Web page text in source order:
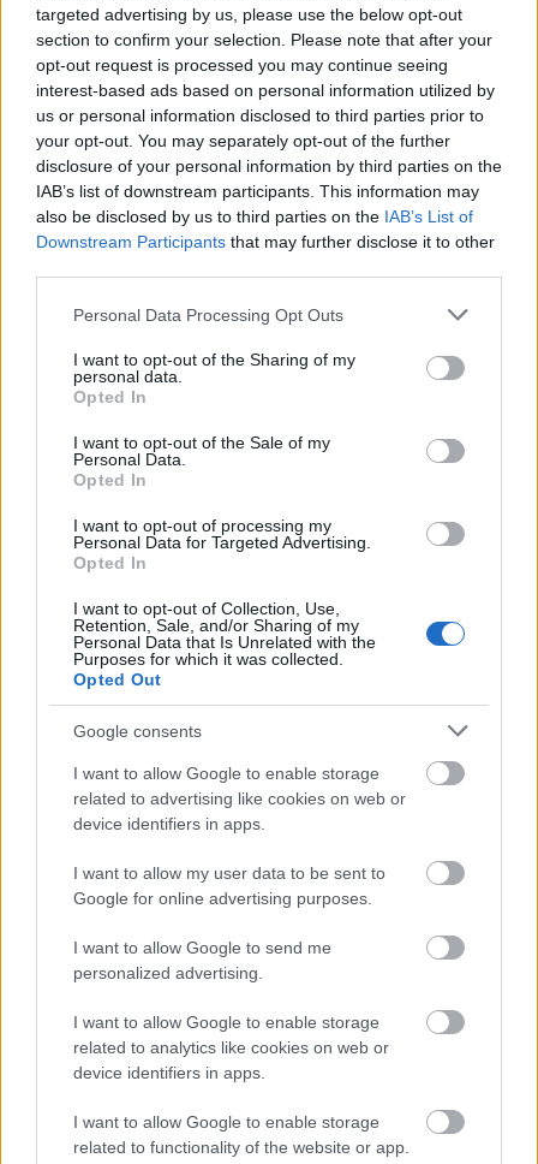
targeted advertising by us, please use the below opt-out
section to confirm your selection. Please note that after your
opt-out request is processed you may continue seeing
interest-based ads based on personal information utilized by
us or personal information disclosed to third parties prior to
your opt-out. You may separately opt-out of the further
disclosure of your personal information by third parties on the
IAB’s list of downstream participants. This information may
also be disclosed by us to third parties on the IAB’s List of
Downstream Participants that may further disclose it to other
Please note that this website/app uses one or more Google
not limited to your visit or usage behaviour. You may click to
grant or deny consent to Google and its third-party tags to
use your data for below specified purposes in below Google
consent section.
Personal Data Processing Opt Outs
I want to opt-out of the Sharing of my
personal data.
Opted In
I want to opt-out of the Sale of my
Personal Data.
Opted In
I want to opt-out of processing my
Personal Data for Targeted Advertising.
Opted In
I want to opt-out of Collection, Use,
Retention, Sale, and/or Sharing of my
Personal Data that Is Unrelated with the
Purposes for which it was collected.
Opted Out
Google consents
I want to allow Google to enable storage
related to advertising like cookies on web or
device identifiers in apps.
I want to allow my user data to be sent to
Google for online advertising purposes.
I want to allow Google to send me
personalized advertising.
I want to allow Google to enable storage
related to analytics like cookies on web or
device identifiers in apps.
I want to allow Google to enable storage
related to functionality of the website or app.
A zene ugyanilyen fontos része az új Spoon-
élménynek. Nem kíséret és nem külön program,
hanem a hangulat egyik alapeleme. A Danube Flow
& Urban Pulse koncepció a Duna áramlását,
Budapest városi lüktetését és a kortárs lounge
kultúrát formálja egységes, felismerhető hangzássá.
Az organic house, downtempo, nu-jazz, soulful
house, nu-disco és más kortárs lounge irányok
mellett élő hangszeres és vokális jelenlét is építi az
esték karakterét.
fedélzetéről a Lánchíd, a Budai Vár, a Várkert Bazár
és a pesti Dunakorzó nem különálló látványokként,
hanem egyetlen panorámaként jelennek meg. A hely
nappal tiszta és nyitott, naplementében sűrűbb és
melegebb, este pedig egészen más karaktert kap.
Ugyanaz a tér, mégis minden napszakban más
élmény.
A fedélzet élményarchitektúrája is ezt a
változatosságot erősíti. A Duna Lounge, a Pest Café,
a Panorama Bridge, a teraszok és a ponton eltérő
hangulatot kínálnak, mégis egy világba
kapcsolódnak. A Spoon így egyszerre működik
étteremként, lounge-ként, panorámás
találkozóhelyként, esti desztinációként és
A Spoon The Boat üzemeltetését az Eventrend Group
2020-ban vette át hosszú távú bérleti megállapodás
keretében. A cégcsoport célja már ekkor az volt, hogy
megőrizze a Spoon ikonikus karakterét és
panorámáját, miközben korszerű, nemzetközileg is
értelmezhető vendéglátó- és rendezvényhelyszínként
fejleszti tovább. A mostani koncepcióváltás ennek a
Az Eventrend Group több mint három évtizede
dolgozik a vendéglátás és rendezvényszervezés
cégcsoporthoz, mintegy 1300 munkavállalóval.
Portfóliójának része többek között a Centrál